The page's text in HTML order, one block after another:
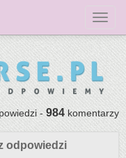
-984komentarzy
odpowiedzi